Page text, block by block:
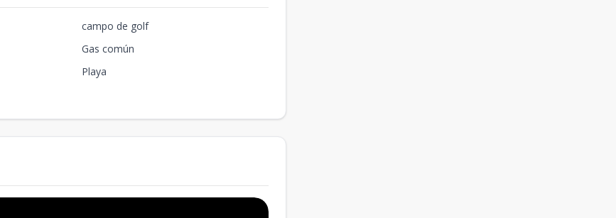
campo de golf
Gas común
Playa